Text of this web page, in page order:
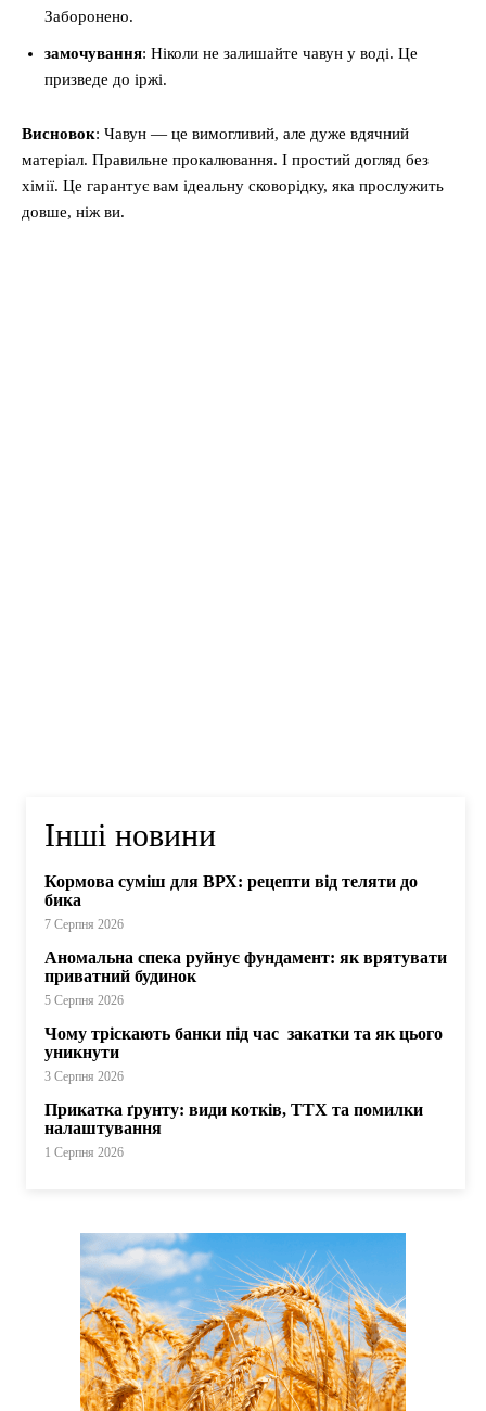
Заборонено.
замочування: Ніколи не залишайте чавун у воді. Це
призведе до іржі.
Висновок: Чавун — це вимогливий, але дуже вдячний
матеріал. Правильне прокалювання. І простий догляд без
хімії. Це гарантує вам ідеальну сковорідку, яка прослужить
довше, ніж ви.
Інші новини
Кормова суміш для ВРХ: рецепти від теляти до
бика
7 Серпня 2026
Аномальна спека руйнує фундамент: як врятувати
приватний будинок
5 Серпня 2026
Чому тріскають банки під час закатки та як цього
уникнути
3 Серпня 2026
Прикатка ґрунту: види котків, ТТХ та помилки
налаштування
1 Серпня 2026